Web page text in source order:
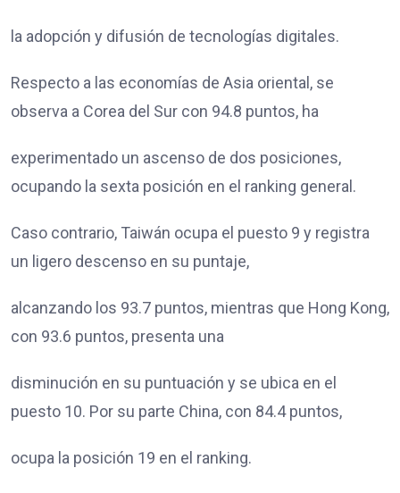
la adopción y difusión de tecnologías digitales.
Respecto a las economías de Asia oriental, se
observa a Corea del Sur con 94.8 puntos, ha
experimentado un ascenso de dos posiciones,
ocupando la sexta posición en el ranking general.
Caso contrario, Taiwán ocupa el puesto 9 y registra
un ligero descenso en su puntaje,
alcanzando los 93.7 puntos, mientras que Hong Kong,
con 93.6 puntos, presenta una
disminución en su puntuación y se ubica en el
puesto 10. Por su parte China, con 84.4 puntos,
ocupa la posición 19 en el ranking.